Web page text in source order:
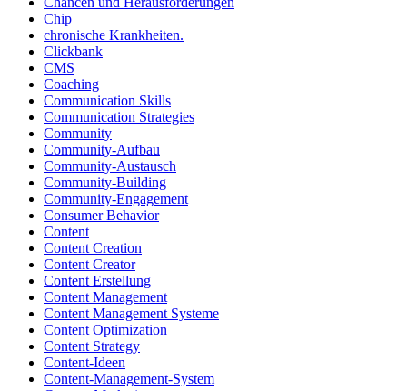
Chip
chronische Krankheiten.
Clickbank
CMS
Coaching
Communication Skills
Communication Strategies
Community
Community-Aufbau
Community-Austausch
Community-Building
Community-Engagement
Consumer Behavior
Content
Content Creation
Content Creator
Content Erstellung
Content Management
Content Management Systeme
Content Optimization
Content Strategy
Content-Ideen
Content-Management-System